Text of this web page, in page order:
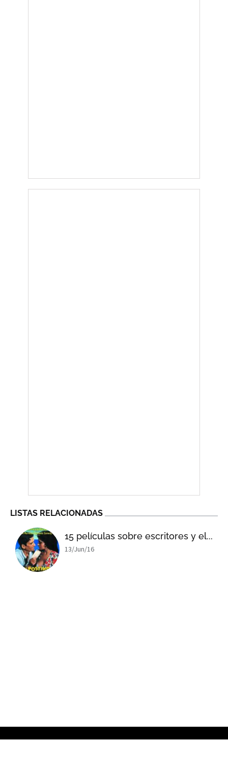
LISTAS RELACIONADAS
15 películas sobre escritores y el...
13/Jun/16